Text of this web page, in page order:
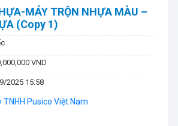
MÁY TRỘN NHỰA MÀU –
(Copy 1)
VND
2025 15:58
TNHH Pusico Việt Nam